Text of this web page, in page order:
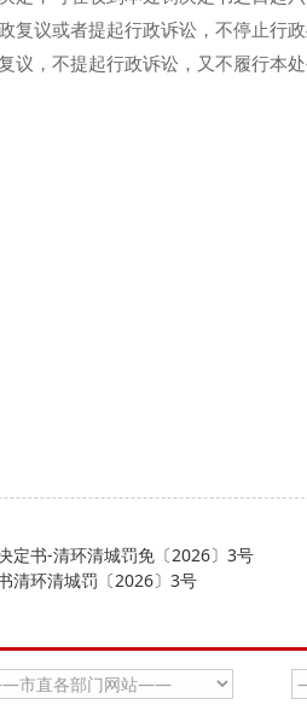
复议或者提起行政诉讼，不停止行政
，不提起行政诉讼，又不履行本处
定书-清环清城罚免〔2026〕3号
清环清城罚〔2026〕3号